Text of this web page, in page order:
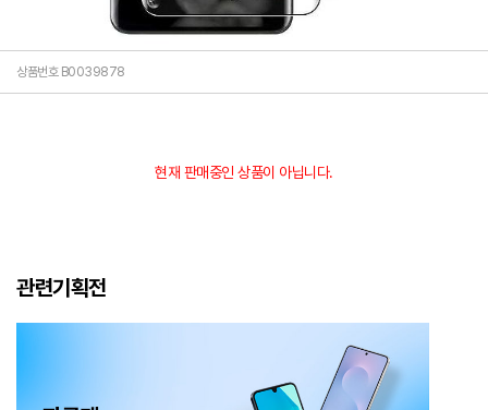
상품번호 B0039878
현재 판매중인 상품이 아닙니다.
관련기획전